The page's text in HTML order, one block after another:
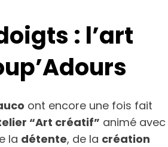
: l’art
ont encore une fois fait
“Art créatif” animé avec
la détente, de la création